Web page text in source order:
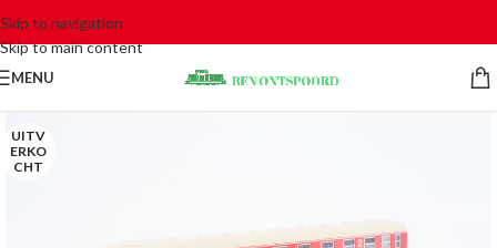
Skip to navigation
Skip to main content
MENU
UITV
ERKO
CHT